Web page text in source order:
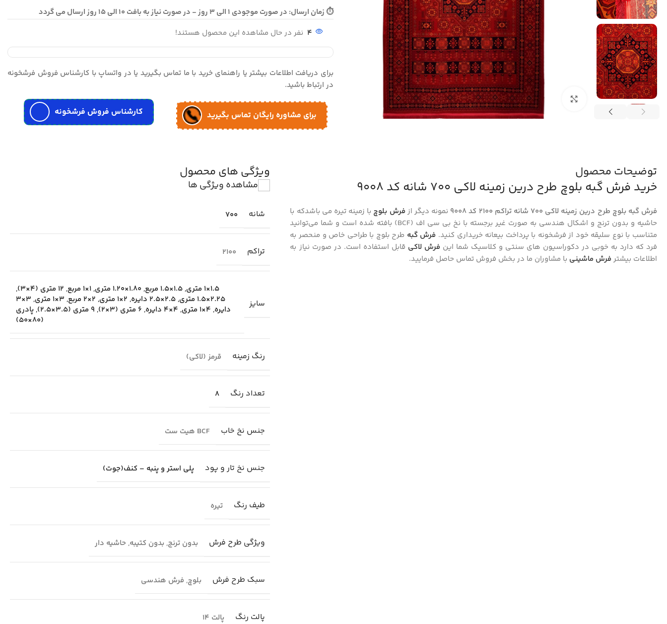
بزرگنمایی تصویر
⏱ زمان ارسال: در صورت موجودی 1 الی 3 روز - در صورت نیاز به بافت 10 الی 15 روز ارسال می گردد
4 نفر در حال مشاهده این محصول هستند!
برای دریافت اطلاعات بیشتر یا راهنمای خرید با ما تماس بگیرید یا در واتساپ با کارشناس فروش فرشخونه
در ارتباط باشید.
برای مشاوره رایگان تماس بگیرید کارشناس فروش فرشخونه
توضیحات محصول
خرید فرش گبه بلوچ طرح درین زمینه لاکی 700 شانه کد 9008
فرش گبه بلوچ طرح درین زمینه لاکی 700 شانه تراکم 2100 کد 9008 نمونه دیگر از فرش بلوچ با زمینه تیره می باشدکه با
حاشیه و بدون ترنج و اشکال هندسی به صورت غیر برجسته با نخ بی سی اف (BCF) بافته شده است و شما می‌توانید
متناسب با نوع سلیقه خود از فرشخونه با پرداخت بیعانه خریداری کنید. فرش گبه طرح بلوچ با طراحی خاص و منحصر به
فرد که دارد به خوبی در دکوراسیون های سنتی و کلاسیک شما این فرش لاکی قابل استفاده است. در صورت نیاز به
اطلاعات بیشتر فرش ماشینی با مشاوران ما در بخش فروش تماس حاصل فرمایید.
ویژگی های محصول
مشاهده ویژگی ها
شانه 700
تراکم 2100
سایز
1.5×1 متری ,1.5×1.5 مربع , 1.80×1.20 متری ,1×1 مربع , 12 متری (4×3)
,
2.25×1.5 متری
,2.5×2.5 دایره , 2×1 متری , 2×2 مربع , 3×1 متری ,
3×3
دایره, 4×1 متری , 4×4 دایره , 6 متری (3×2) , 9 متری (3.5×2.5) ,پادری
(80×50)
رنگ زمینه قرمز (لاکی)
تعداد رنگ 8
جنس نخ خاب BCF هیت ست
جنس نخ تار و پود پلی استر و پنبه – کنف(جوت)
طیف رنگ تیره
ویژگی طرح فرش بدون ترنج, بدون کتیبه, حاشیه دار
سبک طرح فرش بلوچ, فرش هندسی
پالت رنگ پالت 14